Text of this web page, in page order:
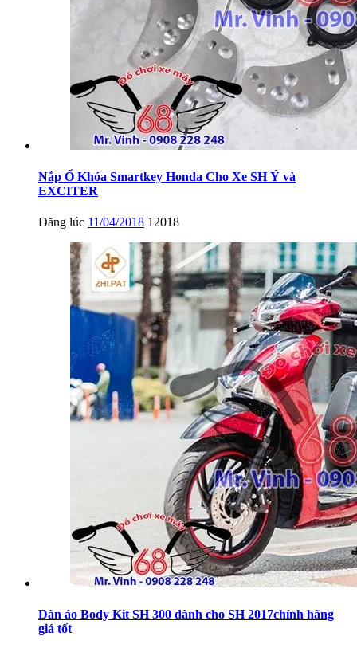
Nắp Ổ Khóa Smartkey Honda Cho Xe SH Ý và
EXCITER
Đăng lúc 11/04/2018 12018
Dàn áo Body Kit SH 300 dành cho SH 2017chính hãng
giá tốt